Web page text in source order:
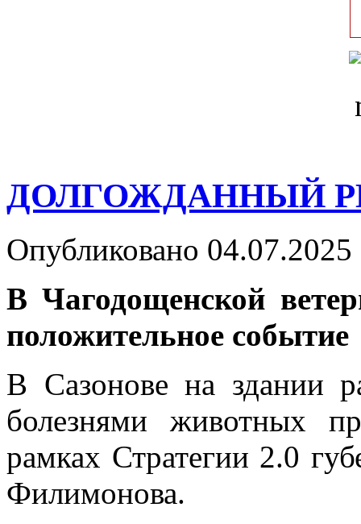
ДОЛГОЖДАННЫЙ
Опубликовано
В Чагодощенской
положительное событие
В Сазонове на здании
болезнями животных
рамках Стратегии 2.0
Филимонова.